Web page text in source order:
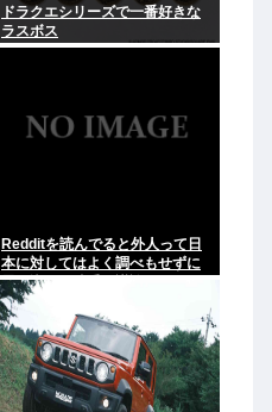
ドラクエシリーズで一番好きな
ラスボス
Redditを読んでると外人って日
本に対してはよく調べもせずに
思い込みで勝手に議論してるよ
な